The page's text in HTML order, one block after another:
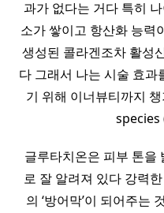
과가 없다는 거다 특히
소가 쌓이고 항산화 능력
생성된 콜라겐조차 활성
다 그래서 나는 시술 효과
기 위해 이너뷰티까지
species
글루타치온은 피부 톤을
로 잘 알려져 있다 강력
의 ‘방어막’이 되어주는